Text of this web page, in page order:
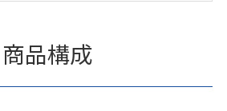
商品構成